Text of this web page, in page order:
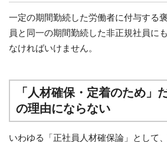
一定の期間勤続した労働者に付与する
員と同一の期間勤続した非正規社員に
なければいけません。
「人材確保・定着のため」
の理由にならない
いわゆる「正社員人材確保論」として